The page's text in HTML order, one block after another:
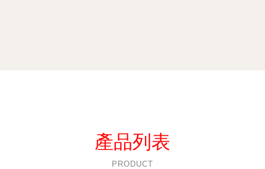
產品列表
PRODUCT